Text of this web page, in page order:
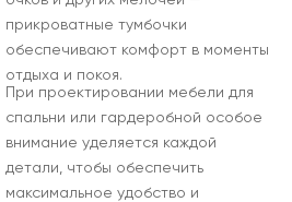
прикроватные тумбочки
обеспечивают комфорт в моменты
отдыха и покоя.
При проектировании мебели для
спальни или гардеробной особое
внимание уделяется каждой
детали, чтобы обеспечить
максимальное удобство и